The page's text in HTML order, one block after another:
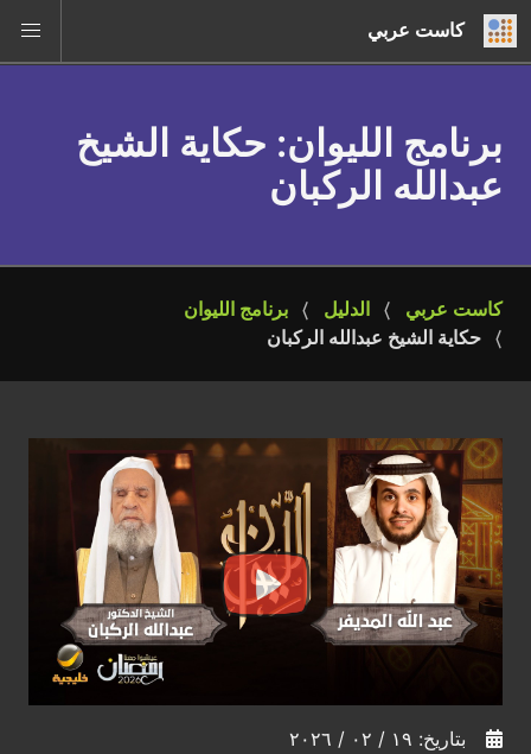
كاست عربي
برنامج الليوان: حكاية الشيخ
عبدالله الركبان
كاست عربي الدليل
برنامج الليوان
حكاية الشيخ عبدالله الركبان
بتاريخ: ١٩ / ٠٢ / ٢٠٢٦